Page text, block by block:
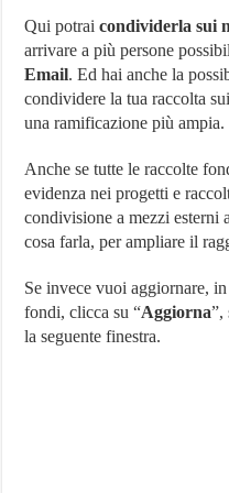
Qui potraicondividerla sui
arrivare a più persone
Email. Ed hai anche la
condividere la tua raccolta
una ramificazione più ampia.
Anche se tutte le raccolte
evidenza nei progetti e
condivisione a mezzi esterni
cosa farla, per ampliare il
Se invece vuoi aggiornare,
fondi, clicca su “Aggiorna”,
la seguente finestra.